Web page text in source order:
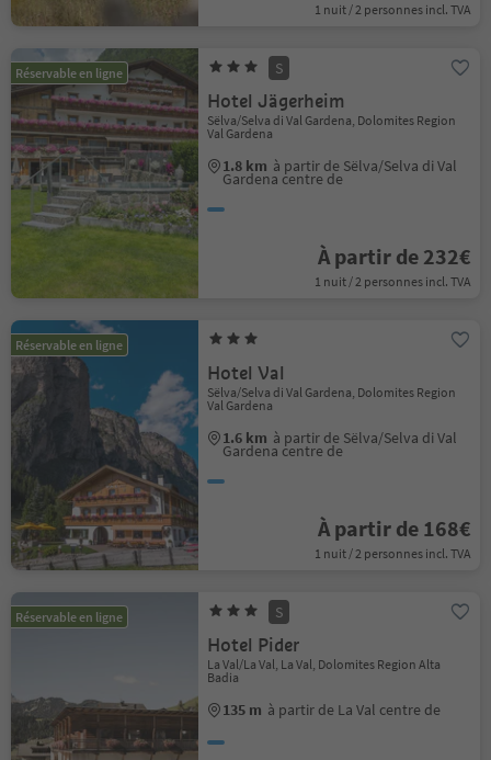
1 nuit / 2 personnes incl. TVA
Réservable en ligne S
Hotel Jägerheim
Sëlva/Selva di Val Gardena, Dolomites Region
Val Gardena
1.8 km à partir de Sëlva/Selva di Val
Gardena centre de
À partir de 232€
1 nuit / 2 personnes incl. TVA
Réservable en ligne
Hotel Val
Sëlva/Selva di Val Gardena, Dolomites Region
Val Gardena
1.6 km à partir de Sëlva/Selva di Val
Gardena centre de
À partir de 168€
1 nuit / 2 personnes incl. TVA
Réservable en ligne S
Hotel Pider
La Val/La Val, La Val, Dolomites Region Alta
Badia
135 m à partir de La Val centre de